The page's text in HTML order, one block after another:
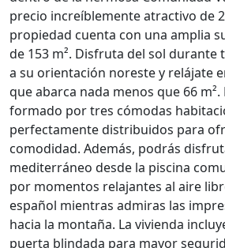
precio increíblemente atractivo de
propiedad cuenta con una amplia
de 153 m². Disfruta del sol durante
a su orientación noreste y relájate
que abarca nada menos que 66
formado por tres cómodas
perfectamente distribuidos para
comodidad. Además, podrás
mediterráneo desde la piscina
por momentos relajantes al aire
español mientras admiras las
hacia la montaña. La vivienda
puerta blindada para mayor